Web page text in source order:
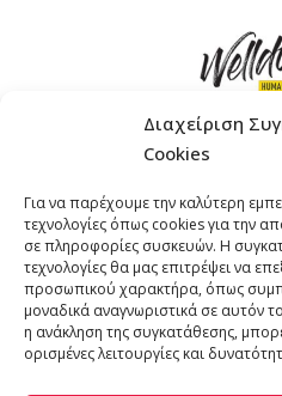
Διαχείριση
Cookies
Για να παρέχουμε την καλύτερη
τεχνολογίες όπως cookies για την
σε πληροφορίες συσκευών. Η
τεχνολογίες θα μας επιτρέψει να
προσωπικού χαρακτήρα, όπως
μοναδικά αναγνωριστικά σε αυτόν
η ανάκληση της συγκατάθεσης,
ορισμένες λειτουργίες και
ΤΗΛΕΦΩΝΟ: +30 211 4021758
EMAIL:info@welldone.com.gr